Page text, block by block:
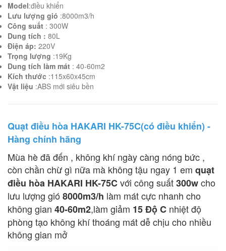
Model:điều khiển
Lưu lượng gió :8000m3/h
Công suất : 300W
Dung tích : 80L
Điện áp: 220V
Trọng lượng :19Kg
Dung tích làm mát : 40-60m2
Kích thước :115x60x45cm
Vật liệu :ABS mới siêu bền
Quạt điều hòa HAKARI HK-75C(có điều khiển) -
Hàng chính hãng
Mùa hè đã đến , không khí ngày càng nóng bức ,
còn chần chừ gì nữa mà không tậu ngay 1 em quạt
điều hòa HAKARI HK-75Cvới công suất300wcho
lưu lượng gió 8000m3/h làm mát cực nhanh cho
không gian 40-60m2,làm giảm 15 Độ C nhiệt độ
phòng tạo không khí thoáng mát dễ chịu cho nhiều
không gian mở